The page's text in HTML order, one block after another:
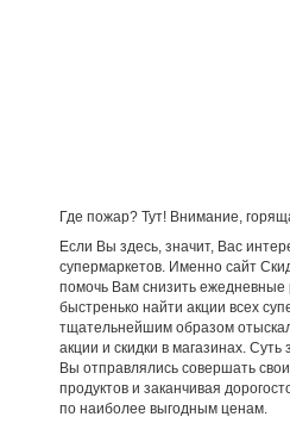
Где пожар? Тут! Внимание,
Если Вы здесь, значит, Вас
супермаркетов. Именно сайт
помочь Вам снизить ежедневные
быстренько найти акции всех
тщательнейшим образом
акции и скидки в магазинах.
Вы отправлялись совершать
продуктов и заканчивая
по наиболее выгодным ценам.